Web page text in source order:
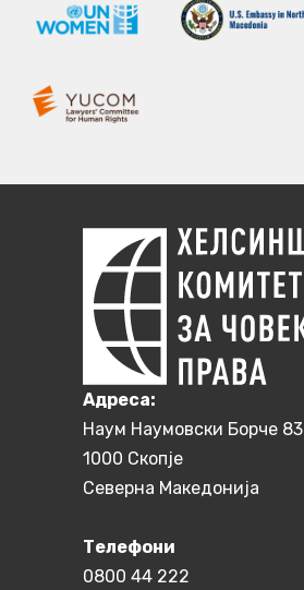
Aдреса:
Наум Наумовски Борче 83
1000 Скопје
Северна Македонија
Телефони
0800 44 222